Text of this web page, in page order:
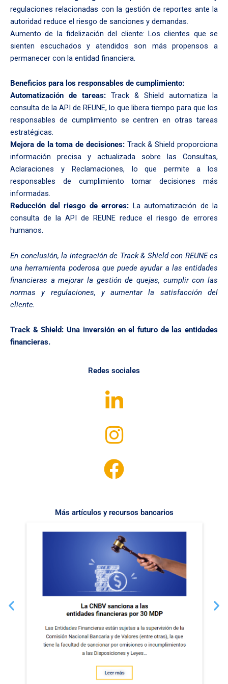
regulaciones relacionadas con la gestión de reportes ante la
autoridad reduce el riesgo de sanciones y demandas.
Aumento de la fidelización del cliente: Los clientes que se
sienten escuchados y atendidos son más propensos a
permanecer con la entidad financiera.
Beneficios para los responsables de cumplimiento:
Automatización de tareas: Track & Shield automatiza la
consulta de la API de REUNE, lo que libera tiempo para que los
responsables de cumplimiento se centren en otras tareas
estratégicas.
Mejora de la toma de decisiones:Track & Shield proporciona
información precisa y actualizada sobre las Consultas,
Aclaraciones y Reclamaciones, lo que permite a los
responsables de cumplimiento tomar decisiones más
informadas.
Reducción del riesgo de errores: La automatización de la
consulta de la API de REUNE reduce el riesgo de errores
humanos.
En conclusión, la integración de Track & Shield con REUNE es
una herramienta poderosa que puede ayudar a las entidades
financieras a mejorar la gestión de quejas, cumplir con las
normas y regulaciones, y aumentar la satisfacción del
cliente.
Track & Shield: Una inversión en el futuro de las entidades
financieras.
Redes sociales
Más artículos y recursos bancarios